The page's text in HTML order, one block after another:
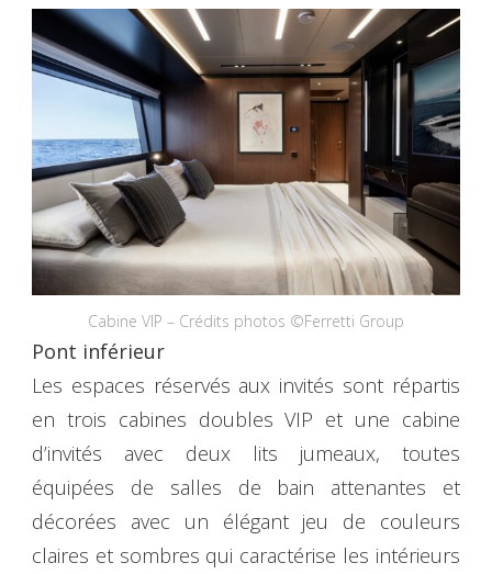
Cabine VIP – Crédits photos ©Ferretti Group
Pont inférieur
Les espaces réservés aux invités sont répartis
en trois cabines doubles VIP et une cabine
d’invités avec deux lits jumeaux, toutes
équipées de salles de bain attenantes et
décorées avec un élégant jeu de couleurs
claires et sombres qui caractérise les intérieurs